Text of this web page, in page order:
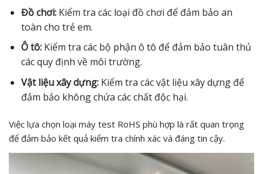
Đồ chơi:Kiểm tra các loại đồ chơi để đảm bảo an
toàn cho trẻ em.
Ô tô:Kiểm tra các bộ phận ô tô để đảm bảo tuân thủ
các quy định về môi trường.
Vật liệu xây dựng:Kiểm tra các vật liệu xây dựng để
đảm bảo không chứa các chất độc hại.
Việc lựa chọn loại máy test RoHS phù hợp là rất quan trọng
để đảm bảo kết quả kiểm tra chính xác và đáng tin cậy.